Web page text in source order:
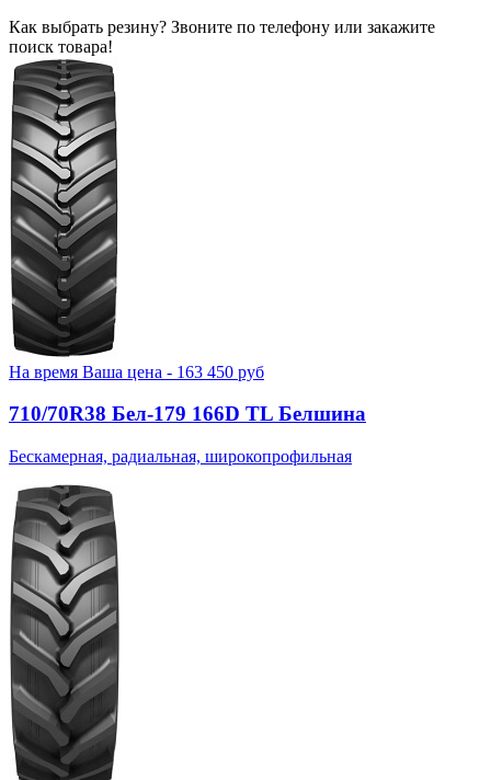
Как выбрать резину? Звоните по телефону или закажите
поиск товара!
На время Ваша цена - 163 450 руб
710/70R38 Бел-179 166D TL Белшина
Бескамерная, радиальная, широкопрофильная